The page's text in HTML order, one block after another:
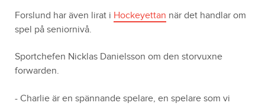
Forslund har även lirat i Hockeyettan när det handlar om
spel på seniornivå.
Sportchefen Nicklas Danielsson om den storvuxne
forwarden.
- Charlie är en spännande spelare, en spelare som vi